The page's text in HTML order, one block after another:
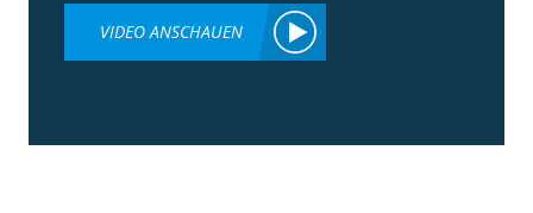
VIDEO ANSCHAUEN